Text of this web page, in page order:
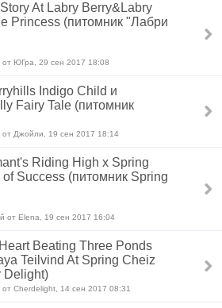
At Labry Berry&Labry
Princess (питомник "Лабри
от ЮГра, 29 сен 2017 18:08
Indigo Child и
Fairy Tale (питомник
от Джойли, 19 сен 2017 18:14
Riding High x Spring
Success (питомник Spring
от Elena, 19 сен 2017 16:04
Beating Three Ponds
Teilvind At Spring Cheiz
Delight)
Cherdelight, 14 сен 2017 08:31